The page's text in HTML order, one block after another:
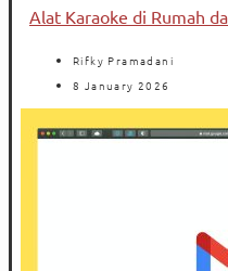
Alat Karaoke di Rumah
Rifky Pramadani
8 January 2026